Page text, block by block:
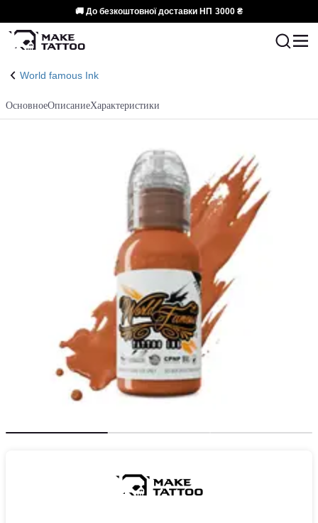
🚚 До безкоштовної доставки НП 3000 ₴
World famous Ink
ОсновноеОписаниеХарактеристики